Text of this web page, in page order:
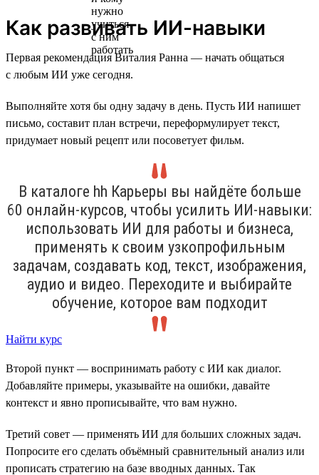
Как развивать ИИ-навыки
Первая рекомендация Виталия Ранна — начать общаться
с любым ИИ уже сегодня.
Выполняйте хотя бы одну задачу в день. Пусть ИИ напишет
письмо, составит план встречи, переформулирует текст,
придумает новый рецепт или посоветует фильм.
В каталоге hh Карьеры вы найдёте больше
60 онлайн-курсов, чтобы усилить ИИ-навыки:
использовать ИИ для работы и бизнеса,
применять к своим узкопрофильным
задачам, создавать код, текст, изображения,
аудио и видео. Переходите и выбирайте
обучение, которое вам подходит
Найти курс
Второй пункт — воспринимать работу с ИИ как диалог.
Добавляйте примеры, указывайте на ошибки, давайте
контекст и явно прописывайте, что вам нужно.
Третий совет — применять ИИ для больших сложных задач.
Попросите его сделать объёмный сравнительный анализ или
прописать стратегию на базе вводных данных. Так